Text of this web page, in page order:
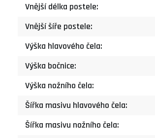
Vnější délka postele:
Vnější šíře postele:
Výška hlavového čela:
Výška bočnice:
Výška nožního čela:
Šířka masivu hlavového čela:
Šířka masivu nožního čela: